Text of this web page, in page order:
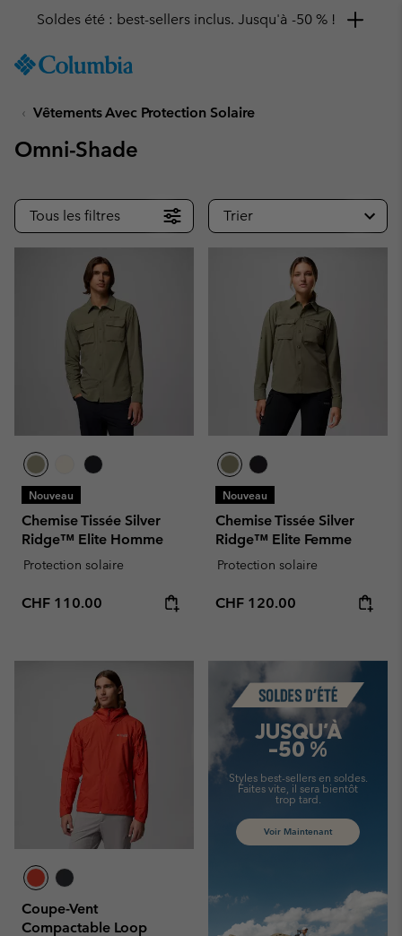
TO
SKIP
MAIN
SKIP
TO
SEARCH
Remise de 10 % à saisir
Vêtements Avec Protection Solaire
Omni-Shade
Tous les filtres Trier
Nouveau
Chemise Tissée Silver
Ridge™ Elite Homme
Protection solaire
Regular price:
CHF 110.00
Nouveau
Chemise Tissée Silver
Ridge™ Elite Femme
Protection solaire
Regular price:
CHF 120.00
Coupe-Vent
Compactable Loop
Summer Sale
JUSQU'À
-50 %
Styles best-sellers en soldes.
Faites vite, il sera bientôt
trop tard.
Voir Maintenant